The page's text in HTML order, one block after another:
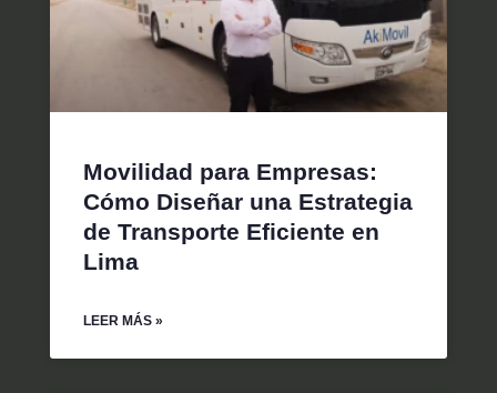
Movilidad para Empresas:
Cómo Diseñar una Estrategia
de Transporte Eficiente en
Lima
LEER MÁS »